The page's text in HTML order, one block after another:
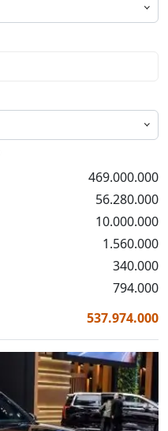
469.000.000
56.280.000
10.000.000
1.560.000
340.000
794.000
537.974.000